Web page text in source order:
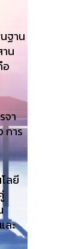
ฐาน
น
อ
จา
การ
ลยี
ละ